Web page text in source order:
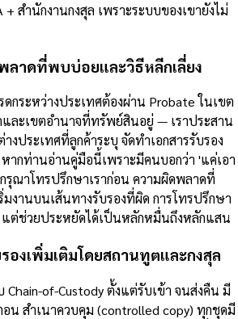
สำนักงานกงสุล เพราะระบบของเขายังไม่
ลาดที่พบบ่อยและวิธีหลีกเลี่ยง
กระหว่างประเทศต้องผ่าน Probate ในเขต
และเขตอำนาจที่ทรัพย์สินอยู่ — เราประสาน
ประเทศที่ลูกค้าระบุ จัดทำเอกสารรับรอง
ากท่านอ่านคู่มือนี้เพราะมีคนบอกว่า 'แค่เอา
กรุณาโทรปรึกษาเราก่อน ความผิดพลาดที่
งานบนเส้นทางรับรองที่ผิด การโทรปรึกษา
แต่ช่วยประหยัดได้เป็นหลักหมื่นถึงหลักแสน
องเพิ่มเติมโดยสถานทูตและกงสุล
of-Custody ตั้งแต่รับเข้า จนส่งคืน มี
น สำเนาควบคุม (controlled copy) ทุกชุดมี